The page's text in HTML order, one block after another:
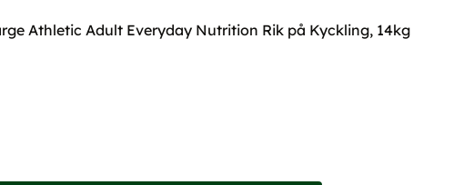
Athletic Adult Everyday Nutrition Rik på Kyckling, 14kg